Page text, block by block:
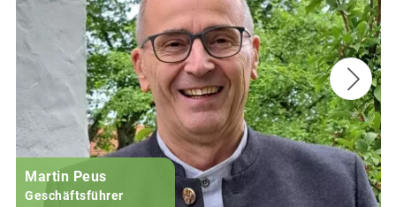
Martin Peus
Geschäftsführer